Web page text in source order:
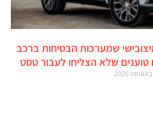
שמערכות הבטיחות ברכב
שלא הצליחו לעבור טסט